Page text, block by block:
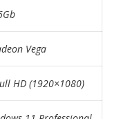
Vega
HD (1920×1080)